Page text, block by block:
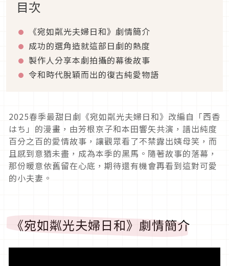
目次
《宛如粼光夫婦日和》劇情簡介
成功的選角造就這部日劇的熱度
製作人分享本劇拍攝的幕後故事
令和時代脫穎而出的復古純愛物語
2025春季最甜日劇《宛如粼光夫婦日和》改編自「西香
はち」的漫畫，由芳根京子和本田響矢共演，譜出純度
百分之百的愛情故事，讓觀眾看了不禁露出姨母笑，而
且感到意猶未盡，成為本季的黑馬。隨著故事的落幕，
那份暖意依舊留在心底，期待還有機會再看到這對可愛
的小夫妻。
《宛如粼光夫婦日和》劇情簡介